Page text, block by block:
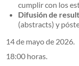
cumplir con los
Difusión de
(abstracts) y
14 de mayo de 2026.
18:00 horas.